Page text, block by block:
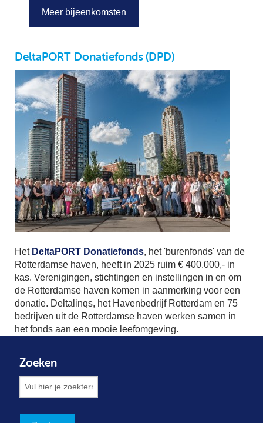
Meer bijeenkomsten
DeltaPORT Donatiefonds (DPD)
Het DeltaPORT Donatiefonds, het 'burenfonds' van de
Rotterdamse haven, heeft in 2025 ruim € 400.000,- in
kas. Verenigingen, stichtingen en instellingen in en om
de Rotterdamse haven komen in aanmerking voor een
donatie. Deltalinqs, het Havenbedrijf Rotterdam en 75
bedrijven uit de Rotterdamse haven werken samen in
het fonds aan een mooie leefomgeving.
Zoeken